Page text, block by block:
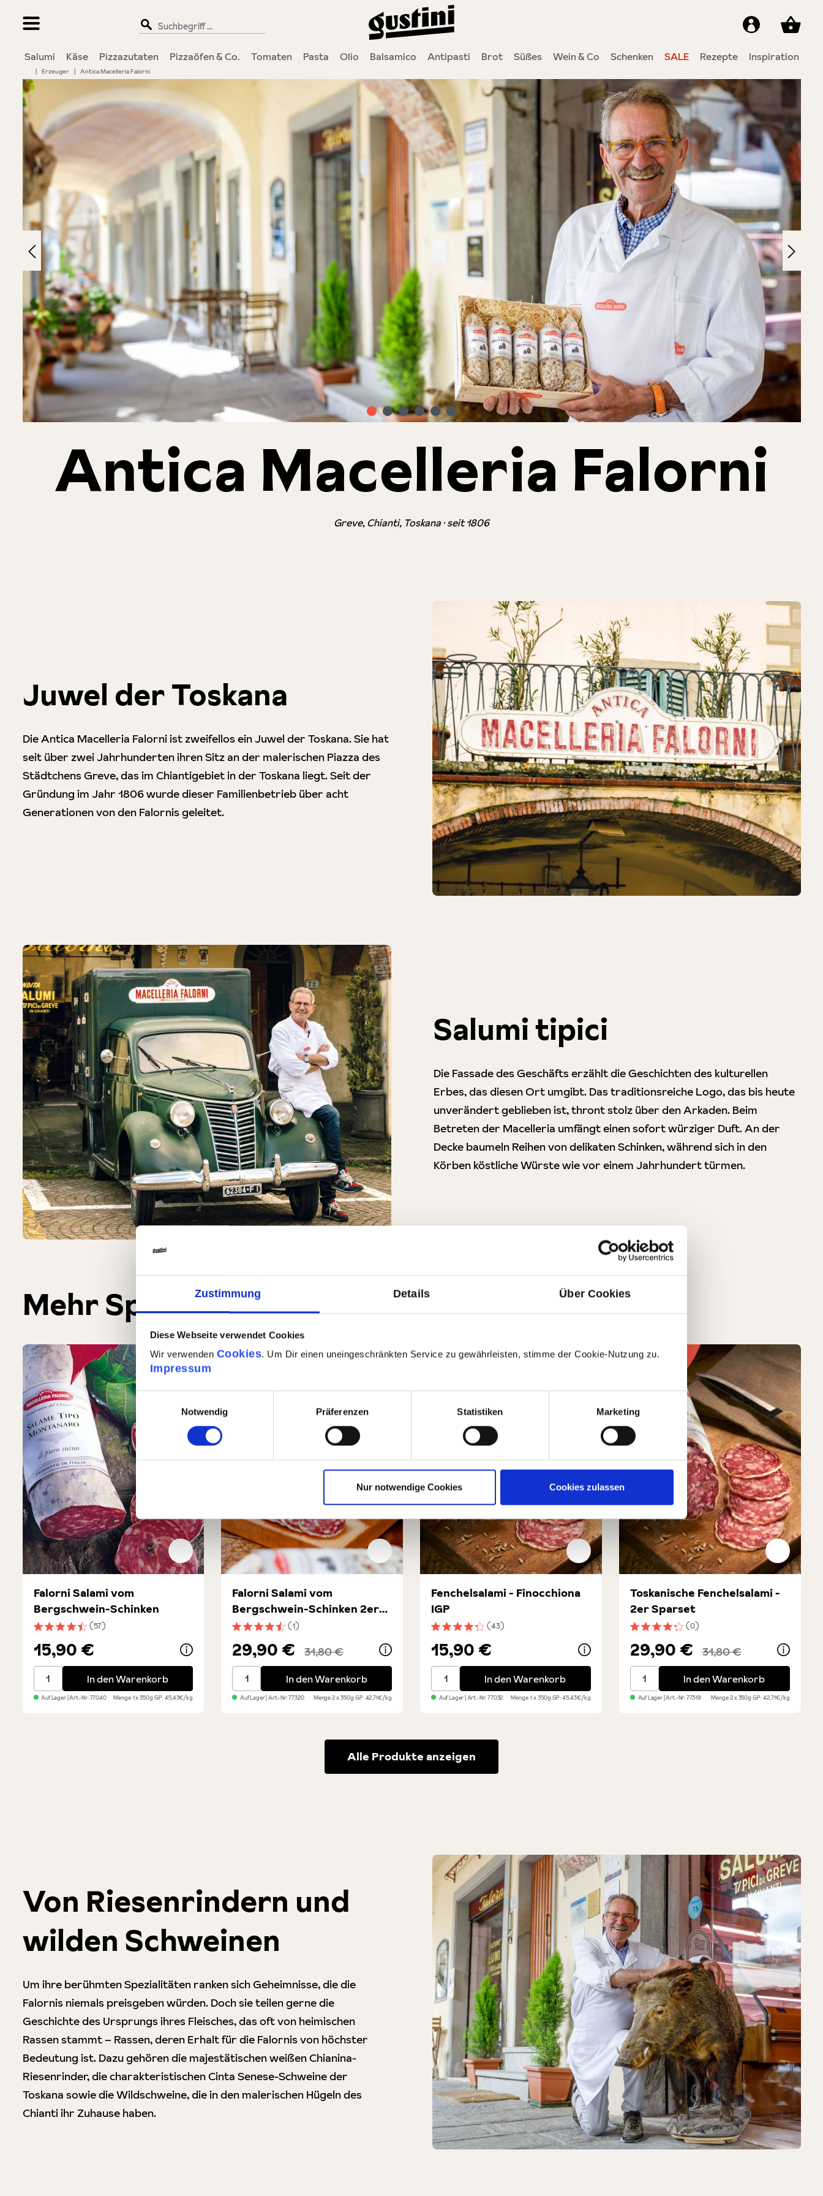
Zustimmung Details Über Cookies
Diese Webseite verwendet Cookies
Wir verwenden Cookies. Um Dir einen uneingeschränkten Service zu gewährleisten, stimme der Cookie-Nutzung zu.
Impressum
Einwilligungsauswahl
Notwendig
Präferenzen Statistiken Marketing
Nur notwendige Cookies Cookies zulassen
Salumi Käse Pizzazutaten Pizzaöfen & Co. Tomaten Pasta Olio Balsamico Antipasti Brot Süßes Wein & Co Schenken SALE Rezepte Inspiration
| Erzeuger | Antica Macelleria Falorni
Bildergalerie überspringen
Antica Macelleria Falorni
Greve, Chianti, Toskana · seit 1806
Juwel der Toskana
Die Antica Macelleria Falorni ist zweifellos ein Juwel der Toskana. Sie hat
seit über zwei Jahrhunderten ihren Sitz an der malerischen Piazza des
Städtchens Greve, das im Chiantigebiet in der Toskana liegt. Seit der
Gründung im Jahr 1806 wurde dieser Familienbetrieb über acht
Generationen von den Falornis geleitet.
Salumi tipici
Die Fassade des Geschäfts erzählt die Geschichten des kulturellen
Erbes, das diesen Ort umgibt. Das traditionsreiche Logo, das bis heute
unverändert geblieben ist, thront stolz über den Arkaden. Beim
Betreten der Macelleria umfängt einen sofort würziger Duft. An der
Decke baumeln Reihen von delikaten Schinken, während sich in den
Körben köstliche Würste wie vor einem Jahrhundert türmen.
Produktgalerie überspringen
Mehr Spezialitäten von Falorni
Durchschnittliche Bewertung von 4.5 von 5 Sternen
(57)
Falorni Salami vom
Bergschwein-Schinken
15,90 €
Falorni Salami vom Bergschwein-Schinken
In den Warenkorb
Auf Lager| Art.-Nr:77040 Menge1 x 350gGP: 45,43€/kg
Durchschnittliche Bewertung von 4.5 von 5 Sternen
(1)
Falorni Salami vom
Bergschwein-Schinken 2er
Set
29,90 € 31,80 €
Falorni Salami vom Bergschwein-Schinken 2er Set
In den Warenkorb
Auf Lager| Art.-Nr:77320 Menge2 x 350g GP: 42,71€/kg
Durchschnittliche Bewertung von 4.3 von 5 Sternen
(43)
Fenchelsalami - Finocchiona
IGP
15,90 €
Fenchelsalami - Finocchiona IGP
In den Warenkorb
Auf Lager| Art.-Nr:77032 Menge1 x 350g GP: 45,43€/kg
Durchschnittliche Bewertung von 4.3 von
(0)
Toskanische Fenchelsalami -
2er Sparset
29,90 € 31,80 €
Toskanische Fenchelsalami - 2er Sparset
In den Warenkorb
Auf Lager| Art.-Nr:77319 Menge2 x 350gGP: 42,71€/kg
Alle Produkte anzeigen
Von Riesenrindern und
wilden Schweinen
Um ihre berühmten Spezialitäten ranken sich Geheimnisse, die die
Falornis niemals preisgeben würden. Doch sie teilen gerne die
Geschichte des Ursprungs ihres Fleisches, das oft von heimischen
Rassen stammt – Rassen, deren Erhalt für die Falornis von höchster
Bedeutung ist. Dazu gehören die majestätischen weißen Chianina-
Riesenrinder, die charakteristischen Cinta Senese-Schweine der
Toskana sowie die Wildschweine, die in den malerischen Hügeln des
Chianti ihr Zuhause haben.